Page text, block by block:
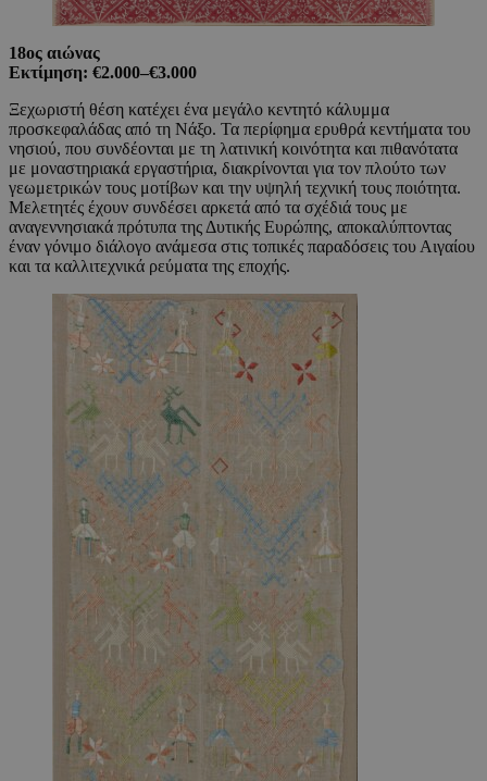
18ος αιώνας
Εκτίμηση: €2.000–€3.000
Ξεχωριστή θέση κατέχει ένα μεγάλο κεντητό κάλυμμα
προσκεφαλάδας από τη Νάξο. Τα περίφημα ερυθρά κεντήματα του
νησιού, που συνδέονται με τη λατινική κοινότητα και πιθανότατα
με μοναστηριακά εργαστήρια, διακρίνονται για τον πλούτο των
γεωμετρικών τους μοτίβων και την υψηλή τεχνική τους ποιότητα.
Μελετητές έχουν συνδέσει αρκετά από τα σχέδιά τους με
αναγεννησιακά πρότυπα της Δυτικής Ευρώπης, αποκαλύπτοντας
έναν γόνιμο διάλογο ανάμεσα στις τοπικές παραδόσεις του Αιγαίου
και τα καλλιτεχνικά ρεύματα της εποχής.